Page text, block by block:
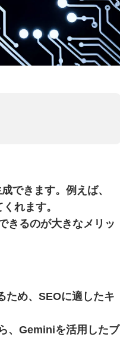
できます。例えば、
れます。
きるのが大きなメリッ
め、 SEOに適したキ
、 Geminiを活用したブ